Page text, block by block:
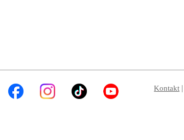
Kontakt